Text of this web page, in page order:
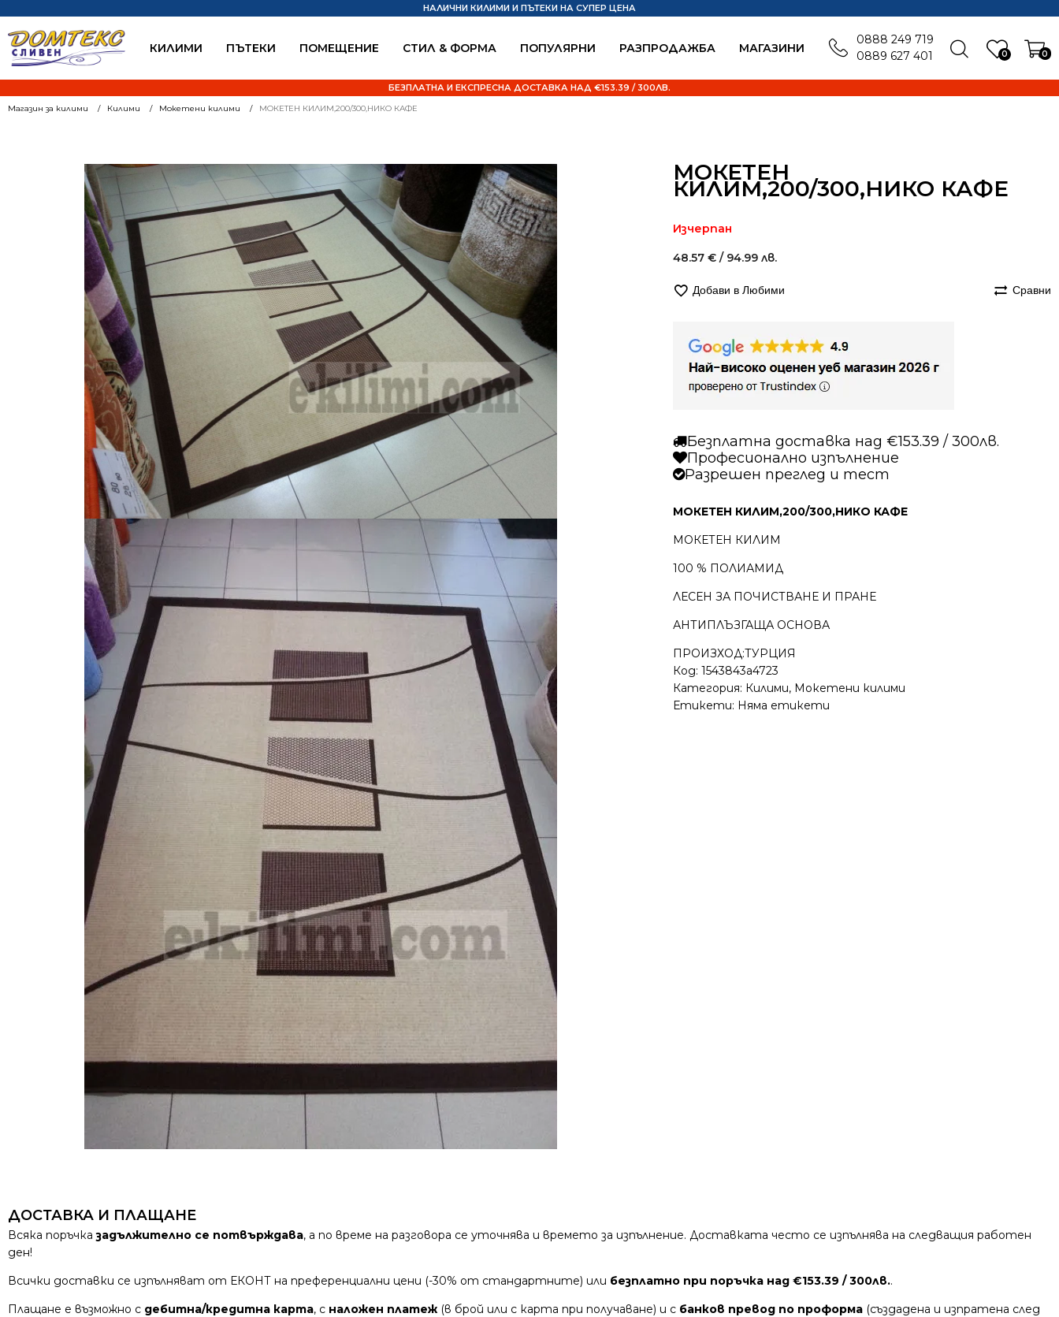
КИЛИМИ ПЪТЕКИ ПОМЕЩЕНИЕ СТИЛ & ФОРМА ПОПУЛЯРНИ РАЗПРОДАЖБА MАГАЗИНИ 0 0
НАЛИЧНИ КИЛИМИ И ПЪТЕКИ НА СУПЕР ЦЕНА
БЕЗПЛАТНА И ЕКСПРЕСНА ДОСТАВКА НАД €153.39 / 300ЛВ.
0888 249 719
0889 627 401
Магазин за килими Килими Мокетени килими МОКЕТЕН КИЛИМ,200/300,НИКО КАФЕ
МОКЕТЕН
КИЛИМ,200/300,НИКО КАФЕ
Изчерпан
48.57€ / 94.99 лв.
Добави в Любими Сравни
Безплатна доставка над €153.39 / 300лв.
Професионално изпълнение
Разрешен преглед и тест
МОКЕТЕН КИЛИМ,200/300,НИКО КАФЕ
МОКЕТЕН КИЛИМ
100 % ПОЛИАМИД
ЛЕСЕН ЗА ПОЧИСТВАНЕ И ПРАНЕ
АНТИПЛЪЗГАЩА ОСНОВА
ПРОИЗХОД:ТУРЦИЯ
Код:1543843a4723
Категория: Килими, Мокетени килими
Етикети: Няма етикети
ДОСТАВКА И ПЛАЩАНЕ
Всяка поръчказадължително се потвърждава, а по време на разговора се уточнява и времето за изпълнение. Доставката често се изпълнява на следващия работен
ден!
Всички доставки се изпълняват от ЕКОНТ на преференциални цени (-30% от стандартните) или безплатно при поръчка над €153.39 / 300лв..
Плащане е възможно с дебитна/кредитна карта, с наложен платеж (в брой или с карта при получаване) и с банков превод по проформа (създадена и изпратена след